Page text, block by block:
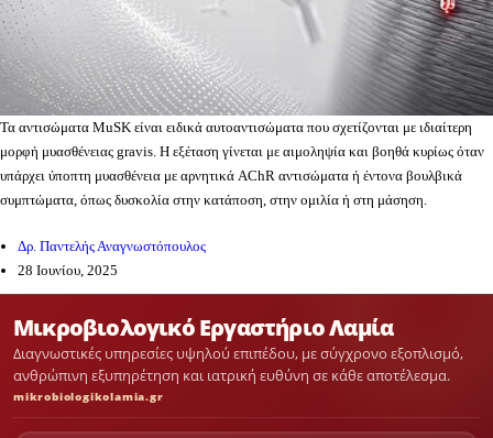
Τα αντισώματα MuSK είναι ειδικά αυτοαντισώματα που σχετίζονται με ιδιαίτερη
μορφή μυασθένειας gravis. Η εξέταση γίνεται με αιμοληψία και βοηθά κυρίως όταν
υπάρχει ύποπτη μυασθένεια με αρνητικά AChR αντισώματα ή έντονα βουλβικά
συμπτώματα, όπως δυσκολία στην κατάποση, στην ομιλία ή στη μάσηση.
Δρ. Παντελής Αναγνωστόπουλος
28 Ιουνίου, 2025
Μικροβιολογικό Εργαστήριο Λαμία
Διαγνωστικές υπηρεσίες υψηλού επιπέδου, με σύγχρονο εξοπλισμό,
ανθρώπινη εξυπηρέτηση και ιατρική ευθύνη σε κάθε αποτέλεσμα.
mikrobiologikolamia.gr